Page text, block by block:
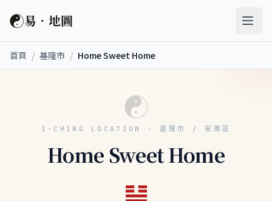
☯易．地圖
首頁 / 基隆市 / Home Sweet Home
☯
I-CHING LOCATION · 基隆市 / 安樂區
Home Sweet Home